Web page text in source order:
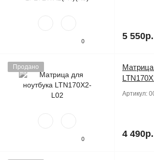
0 5 550р.
Продано
0
Артикул:
4 490р.